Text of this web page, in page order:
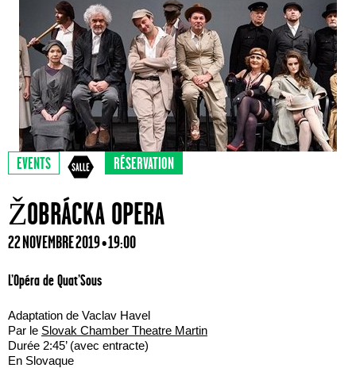
EVENTS RÉSERVATION
ŽOBRÁCKA OPERA
22 NOVEMBRE 2019 • 19:00
L’Opéra de Quat’Sous
Adaptation de Vaclav Havel
Par le Slovak Chamber Theatre Martin
Durée 2:45’ (avec entracte)
En Slovaque